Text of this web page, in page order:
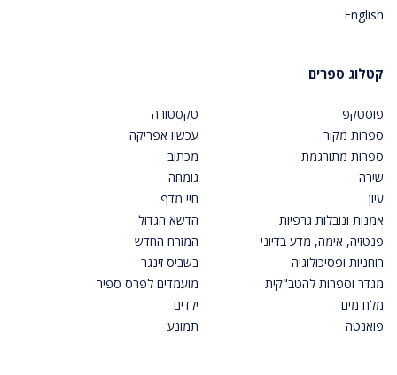
English
קטלוג ספרים
פוסטקפ
ספרות מקור
ספרות מתורגמת
שירה
עיון
אמנות ונובלות גרפיות
פנטזיה, אימה, מדע בדיוני
רוחניות ופסיכולוגיה
מגדר וספרות להטב"קית
מלח מים
פואנטה
טקסטורה
עכשיו אפריקה
מכתוב
גומחה
חיי מדף
הדשא הגדול
המזרח החדש
בשביס זינגר
מועמדים לפרס ספיר
ילדים
תמונע